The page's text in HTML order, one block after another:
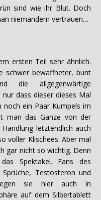
sind wie ihr Blut. Doch
niemandem vertrauen…
ersten Teil sehr ähnlich.
schwer bewaffneter, bunt
die allgegenwärtige
dass dieser dieses Mal
ein Paar Kumpels im
man das Ganze von der
letztendlich auch
voller Klischees. Aber mal
gar nicht so wichtig. Denn
Spektakel. Fans des
Testosteron und
sie hier auch in
auf dem Silbertablett